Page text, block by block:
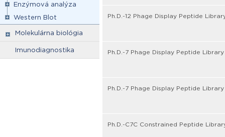
Enzýmová analýza
Western Blot
Molekulárna biológia
Imunodiagnostika
Ph.D.-12 Phage Display Peptide
Ph.D.-7 Phage Display Peptide
Ph.D.-7 Phage Display Peptide
Ph.D.-C7C Constrained Peptide